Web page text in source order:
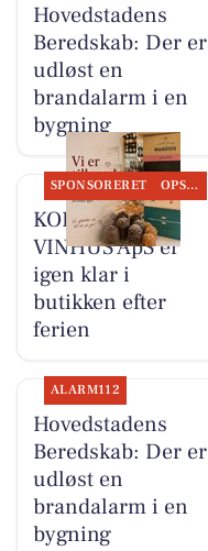
Hovedstadens
Beredskab: Der er
udløst en
brandalarm i en
bygning
SPONSORERET OPSLAGSTAVLEN
KOKKENS
VINHUS ApS er
igen klar i
butikken efter
ferien
ALARM112
Hovedstadens
Beredskab: Der er
udløst en
brandalarm i en
bygning